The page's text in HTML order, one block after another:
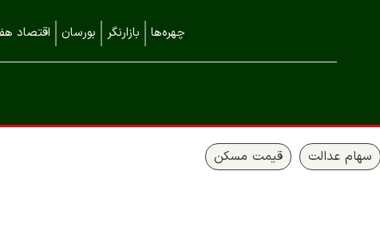
چهره‌ها بازارنگر بورسان اقتصاد
سهام عدالت قیمت مسکن